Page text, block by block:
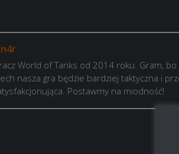
World of Tanks od 2014 roku. Gram,
nasza gra będzie bardziej taktyczna i
Postawmy na miodność!